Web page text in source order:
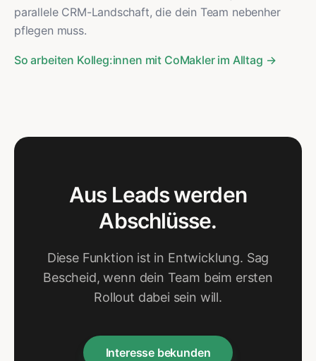
parallele CRM-Landschaft, die dein Team nebenher
pflegen muss.
So arbeiten Kolleg:innen mit CoMakler im Alltag →
Aus Leads werden
Abschlüsse.
Diese Funktion ist in Entwicklung. Sag
Bescheid, wenn dein Team beim ersten
Rollout dabei sein will.
Interesse bekunden